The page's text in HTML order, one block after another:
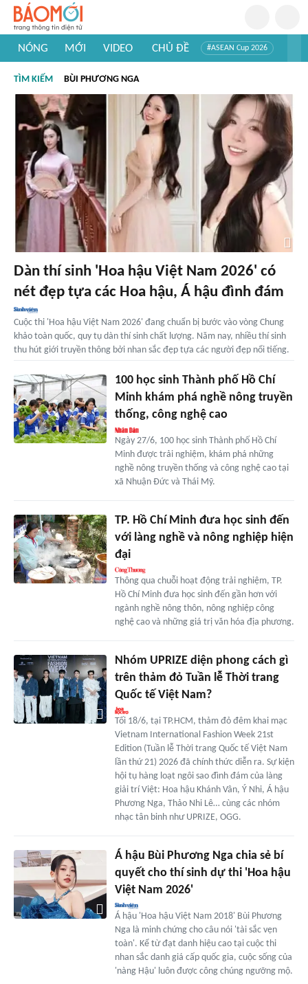
NÓNG MỚI VIDEO CHỦ ĐỀ #ASEAN Cup 2026
#Khám phá thế giới
TÌM KIẾM BÙI PHƯƠNG NGA
Dàn thí sinh 'Hoa hậu Việt Nam 2026' có
nét đẹp tựa các Hoa hậu, Á hậu đình đám
Cuộc thi 'Hoa hậu Việt Nam 2026' đang chuẩn bị bước vào vòng Chung
khảo toàn quốc, quy tụ dàn thí sinh chất lượng. Năm nay, nhiều thí sinh
thu hút giới truyền thông bởi nhan sắc đẹp tựa các người đẹp nổi tiếng.
100 học sinh Thành phố Hồ Chí
Minh khám phá nghề nông truyền
thống, công nghệ cao
Ngày 27/6, 100 học sinh Thành phố Hồ Chí
Minh được trải nghiệm, khám phá những
nghề nông truyền thống và công nghệ cao tại
xã Nhuận Đức và Thái Mỹ.
TP. Hồ Chí Minh đưa học sinh đến
với làng nghề và nông nghiệp hiện
đại
Thông qua chuỗi hoạt động trải nghiệm, TP.
Hồ Chí Minh đưa học sinh đến gần hơn với
ngành nghề nông thôn, nông nghiệp công
nghệ cao và những giá trị văn hóa địa phương.
Nhóm UPRIZE diện phong cách gì
trên thảm đỏ Tuần lễ Thời trang
Quốc tế Việt Nam?
Tối 18/6, tại TP.HCM, thảm đỏ đêm khai mạc
Vietnam International Fashion Week 21st
Edition (Tuần lễ Thời trang Quốc tế Việt Nam
lần thứ 21) 2026 đã chính thức diễn ra. Sự kiện
hội tụ hàng loạt ngôi sao đình đám của làng
giải trí Việt: Hoa hậu Khánh Vân, Ý Nhi, Á hậu
Phương Nga, Thảo Nhi Lê… cùng các nhóm
nhạc tân binh như UPRIZE, OGG.
Á hậu Bùi Phương Nga chia sẻ bí
quyết cho thí sinh dự thi 'Hoa hậu
Việt Nam 2026'
Á hậu 'Hoa hậu Việt Nam 2018' Bùi Phương
Nga là minh chứng cho câu nói 'tài sắc vẹn
toàn'. Kể từ đạt danh hiệu cao tại cuộc thi
nhan sắc danh giá cấp quốc gia, cuộc sống của
'nàng Hậu' luôn được công chúng ngưỡng mộ.